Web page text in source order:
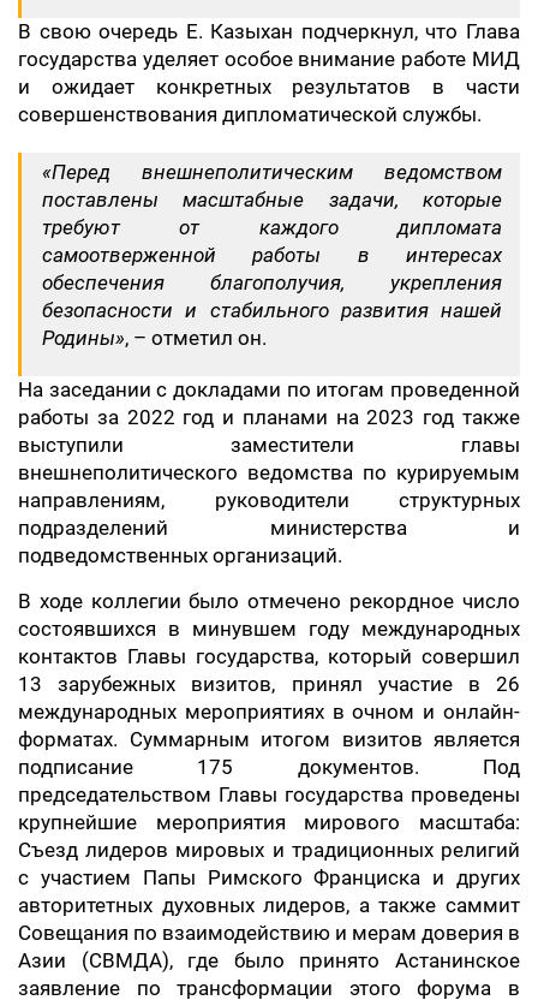
В свою очередь Е. Казыхан подчеркнул, что Глава
государства уделяет особое внимание работе МИД
и ожидает конкретных результатов в части
совершенствования дипломатической службы.
«Перед внешнеполитическим ведомством
поставлены масштабные задачи, которые
требуют от каждого дипломата
самоотверженной работы в интересах
обеспечения благополучия, укрепления
безопасности и стабильного развития нашей
Родины», – отметил он.
На заседании с докладами по итогам проведенной
работы за 2022 год и планами на 2023 год также
выступили заместители главы
внешнеполитического ведомства по курируемым
направлениям, руководители структурных
подразделений министерства и
подведомственных организаций.
В ходе коллегии было отмечено рекордное число
состоявшихся в минувшем году международных
контактов Главы государства, который совершил
13 зарубежных визитов, принял участие в 26
международных мероприятиях в очном и онлайн-
форматах. Суммарным итогом визитов является
подписание 175 документов. Под
председательством Главы государства проведены
крупнейшие мероприятия мирового масштаба:
Съезд лидеров мировых и традиционных религий
с участием Папы Римского Франциска и других
авторитетных духовных лидеров, а также саммит
Совещания по взаимодействию и мерам доверия в
Азии (СВМДА), где было принято Астанинское
заявление по трансформации этого форума в